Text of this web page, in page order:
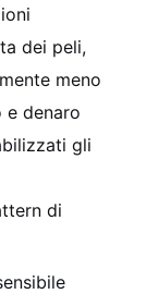
dei peli,
meno
e denaro
gli
di